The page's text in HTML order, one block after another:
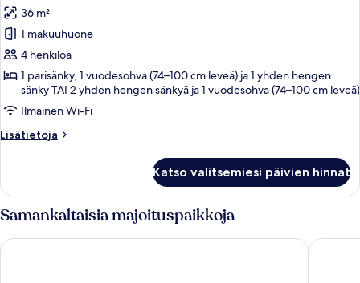
Superior
Room
Sea
View
kuvat
36 m²
1 makuuhuone
4 henkilöä
1 parisänky, 1 vuodesohva (74–100 cm leveä) ja 1 yhden hengen
sänky TAI 2 yhden hengen sänkyä ja 1 vuodesohva (74–100 cm leveä)
Ilmainen Wi-Fi
Lisätietoja
Lisätietoja
Sea
Katso valitsemiesi päivien hinnat
Samankaltaisia majoituspaikkoja
Elysium Green Suites